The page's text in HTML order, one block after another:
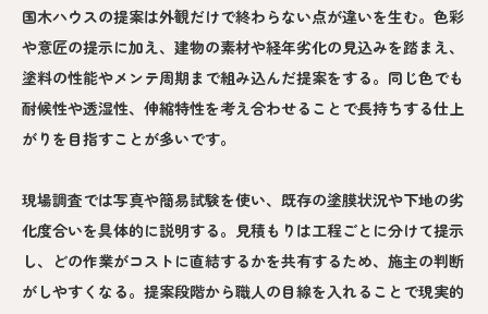
国木ハウスの提案は外観だけで終わらない点が違いを生む。色彩
や意匠の提示に加え、建物の素材や経年劣化の見込みを踏まえ、
塗料の性能やメンテ周期まで組み込んだ提案をする。同じ色でも
耐候性や透湿性、伸縮特性を考え合わせることで長持ちする仕上
がりを目指すことが多いです。
現場調査では写真や簡易試験を使い、既存の塗膜状況や下地の劣
化度合いを具体的に説明する。見積もりは工程ごとに分けて提示
し、どの作業がコストに直結するかを共有するため、施主の判断
がしやすくなる。提案段階から職人の目線を入れることで現実的